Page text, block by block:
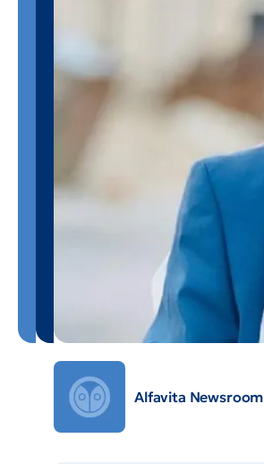
Alfavita Newsroom